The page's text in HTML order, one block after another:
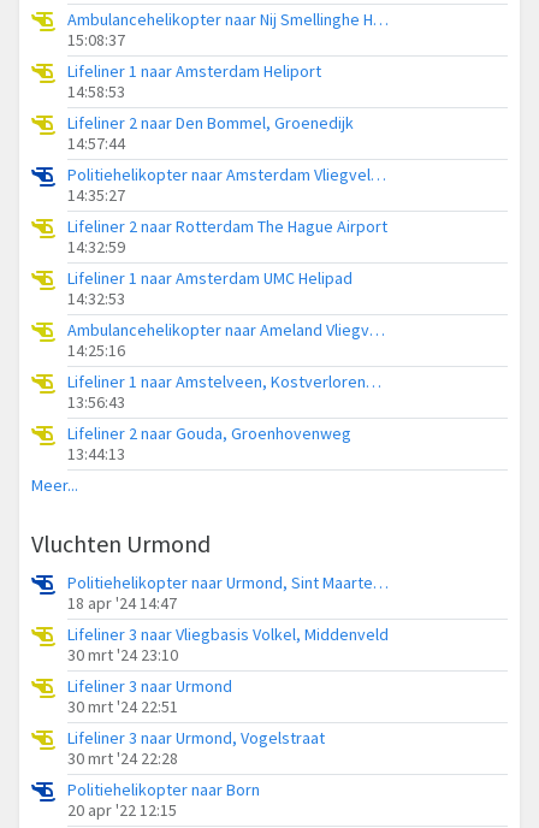
Ambulancehelikopter naar Nij Smellinghe Hospital Heliport
15:08:37
Lifeliner 1 naar Amsterdam Heliport
14:58:53
Lifeliner 2 naar Den Bommel, Groenedijk
14:57:44
Politiehelikopter naar Amsterdam Vliegveld Schiphol
14:35:27
Lifeliner 2 naar Rotterdam The Hague Airport
14:32:59
Lifeliner 1 naar Amsterdam UMC Helipad
14:32:53
Ambulancehelikopter naar Ameland Vliegveld Ballum
14:25:16
Lifeliner 1 naar Amstelveen, Kostverlorenweg
13:56:43
Lifeliner 2 naar Gouda, Groenhovenweg
13:44:13
Meer...
Vluchten Urmond
Politiehelikopter naar Urmond, Sint Maartenstraat
18 apr '24 14:47
Lifeliner 3 naar Vliegbasis Volkel, Middenveld
30 mrt '24 23:10
Lifeliner 3 naar Urmond
30 mrt '24 22:51
Lifeliner 3 naar Urmond, Vogelstraat
30 mrt '24 22:28
Politiehelikopter naar Born
20 apr '22 12:15